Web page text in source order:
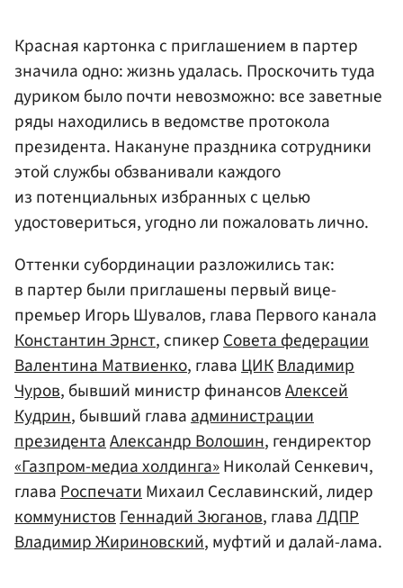
Красная картонка с приглашением в партер
значила одно: жизнь удалась. Проскочить туда
дуриком было почти невозможно: все заветные
ряды находились в ведомстве протокола
президента. Накануне праздника сотрудники
этой службы обзванивали каждого
из потенциальных избранных с целью
удостовериться, угодно ли пожаловать лично.
Оттенки субординации разложились так:
в партер были приглашены первый вице-
премьер Игорь Шувалов, глава Первого канала
Константин Эрнст, спикерСовета федерации
Валентина Матвиенко, главаЦИКВладимир
Чуров, бывший министр финансовАлексей
Кудрин, бывший главаадминистрации
президентаАлександр Волошин, гендиректор
«Газпром-медиа холдинга»Николай Сенкевич,
главаРоспечатиМихаил Сеславинский, лидер
коммунистовГеннадий Зюганов, главаЛДПР
Владимир Жириновский, муфтий и далай-лама.